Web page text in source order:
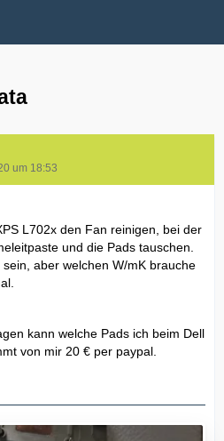
um 18:53
L702x den Fan reinigen, bei der
und die Pads tauschen.
aber welchen W/mK brauche
kann welche Pads ich beim Dell
von mir 20 € per paypal.